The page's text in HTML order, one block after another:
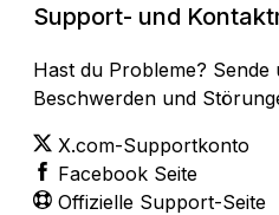
Support- und
Hast du Probleme? Sende
Beschwerden und
X.com-Supportkonto
Facebook Seite
Offizielle Support-Seite